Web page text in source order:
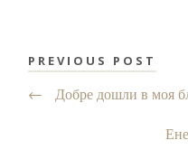
PREVIOUS POST
← Добре дошли в моя